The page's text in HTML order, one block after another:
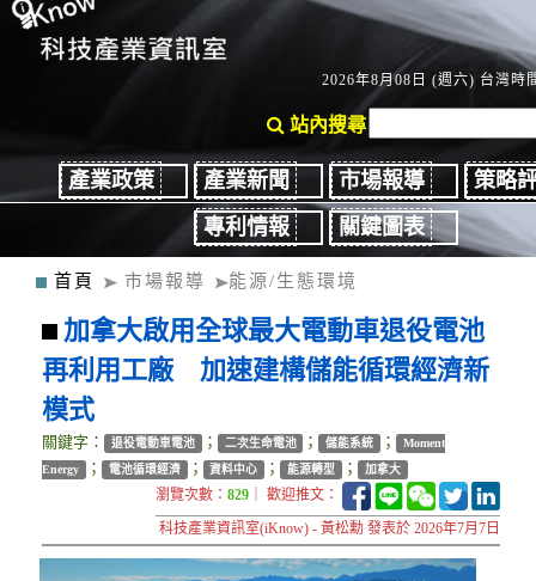
2026年8月08日 (週六) 台灣時
站內搜尋
產業政策 產業新聞 市場報導
策略
專利情報
關鍵圖表
首頁 市場報導 能源/生態環境
加拿大啟用全球最大電動車退役電池
再利用工廠 加速建構儲能循環經濟新
模式
關鍵字： 退役電動車電池 ； 二次生命電池 ； 儲能系統 ； Moment
Energy ； 電池循環經濟 ； 資料中心 ； 能源轉型 ； 加拿大
瀏覽次數：829 ｜ 歡迎推文：
科技產業資訊室(iKnow) - 黃松勳 發表於 2026年7月7日